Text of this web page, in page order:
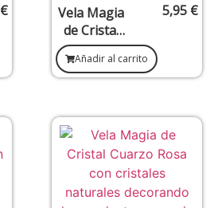
€
Vela Magia
de Cristal
Amatista –
Protección
y Elevación
5,95 €
Añadir al carrito